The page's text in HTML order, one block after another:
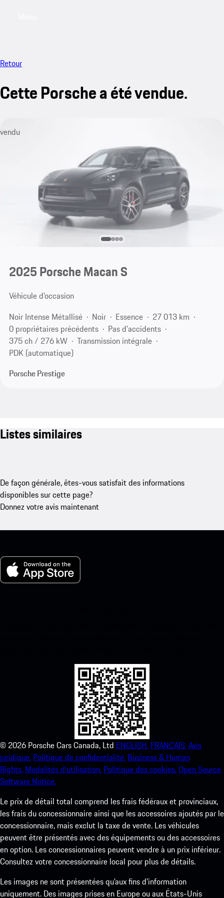
Retour
Cette Porsche a été vendue.
vendu
2025 Porsche Macan S
Véhicule d'occasion
Noir Intense Métallisé
Noir Essence
27 013 km
0 propriétaires précédents
Pas d'accidents
375 ch / 276 kW
Transmission intégrale
PDK (automatique)
Porsche Prestige
Listes similaires
De façon générale, êtes-vous satisfait des informations
disponibles sur cette page?
Donnez votre avis maintenant
© 2026 Porsche Cars Canada, Ltd ENGLISH. FRANCAIS.Avis
juridique. Politique de confidentialité. Business & Human
Rights. Modalités d’utilisation. Politique des cookies.Open Source
Software Notice.
Le prix de détail total comprend les frais fédéraux et provinciaux,
les frais du concessionnaire ainsi que les accessoires ajoutés par le
concessionnaire, mais exclut la taxe de vente. Les véhicules
peuvent être présentés avec des équipements ou des accessoires
en option. Les concessionnaires peuvent vendre à un prix inférieur.
Consultez votre concessionnaire local pour plus de détails.
Les images ne sont présentées qu’aux fins d’information
uniquement. Des images prises en Europe ou aux États-Unis